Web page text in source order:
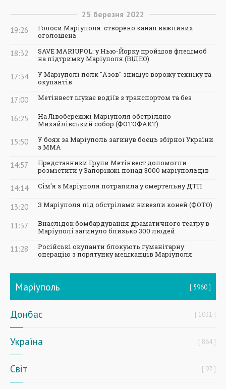
25 березня 2022
19:26
Голоси Маріуполя: створено канал важливих
оголошень
18:32
SAVE MARIUPOL: у Нью-Йорку пройшов флешмоб
на підтримку Маріуполя (ВІДЕО)
17:34
У Маріуполі полк "Азов" знищує ворожу техніку та
окупантів
17:00 Метінвест шукає водіїв з транспортом та без
16:25
На Лівобережжі Маріуполя обстріляно
Михайлівський собор (ФОТОФАКТ)
15:50
У боях за Маріуполь загинув боєць збірної України
з ММА
14:57
Представники Групи Метінвест допомогли
розмістити у Запоріжжі понад 3000 маріупольців
14:14 Сім'я з Маріуполя потрапила у смертельну ДТП
13:20 З Маріуполя під обстрілами вивезли коней (ФОТО)
11:37
Внаслідок бомбардування драматичного театру в
Маріуполі загинуло близько 300 людей
11:28
Російські окупанти блокують гуманітарну
операцію з порятунку мешканців Маріуполя
Маріуполь 5960
Донбас 1031
Україна 864
Світ 97